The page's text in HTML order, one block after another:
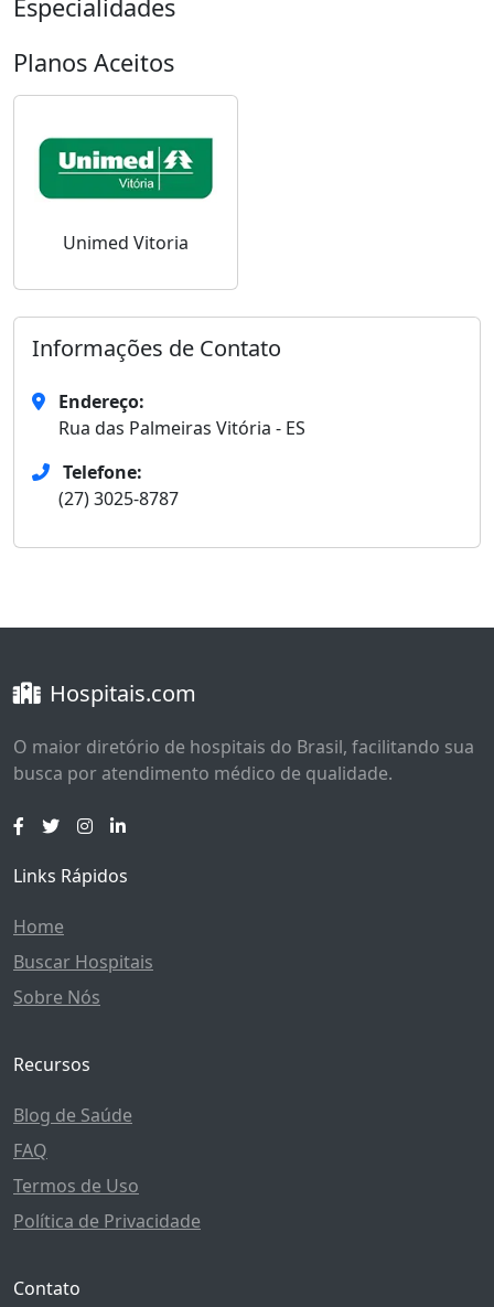
Especialidades
Planos Aceitos
Unimed Vitoria
Informações de Contato
Endereço:
Rua das Palmeiras Vitória - ES
Telefone:
(27) 3025-8787
Hospitais.com
O maior diretório de hospitais do Brasil, facilitando sua
busca por atendimento médico de qualidade.
Links Rápidos
Home
Buscar Hospitais
Sobre Nós
Recursos
Blog de Saúde
FAQ
Termos de Uso
Política de Privacidade
Contato